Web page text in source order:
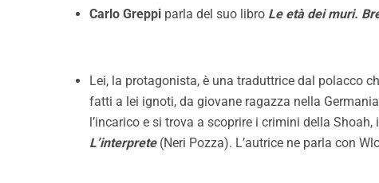
Carlo Greppi parla del suo libro Le età dei muri.
Lei, la protagonista, è una traduttrice dal polacco
fatti a lei ignoti, da giovane ragazza nella
l’incarico e si trova a scoprire i crimini della
L’interprete(Neri Pozza). L’autrice ne parla con